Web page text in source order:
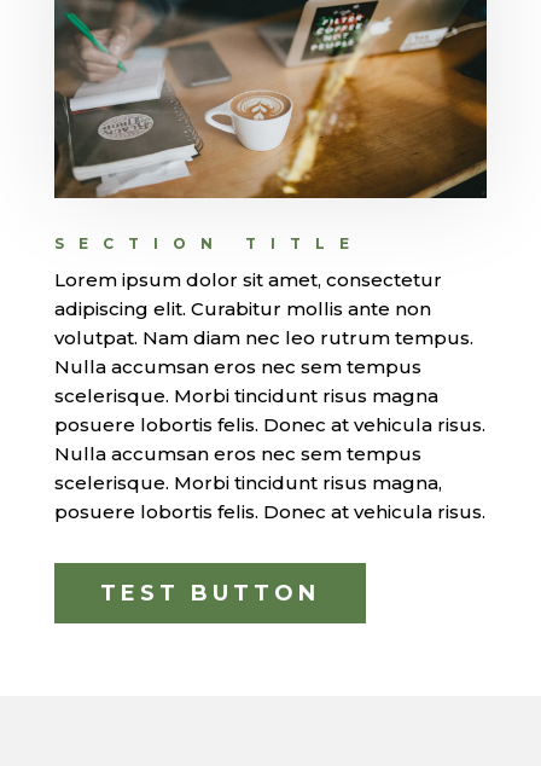
SECTION TITLE
Lorem ipsum dolor sit amet, consectetur
adipiscing elit. Curabitur mollis ante non
volutpat. Nam diam nec leo rutrum tempus.
Nulla accumsan eros nec sem tempus
scelerisque. Morbi tincidunt risus magna
posuere lobortis felis. Donec at vehicula risus.
Nulla accumsan eros nec sem tempus
scelerisque. Morbi tincidunt risus magna,
posuere lobortis felis. Donec at vehicula risus.
TEST BUTTON